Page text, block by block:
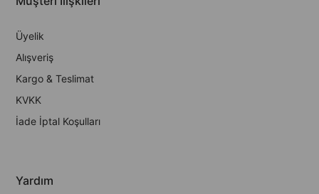
Üyelik
Alışveriş
Kargo & Teslimat
KVKK
İade İptal Koşulları
Yardım